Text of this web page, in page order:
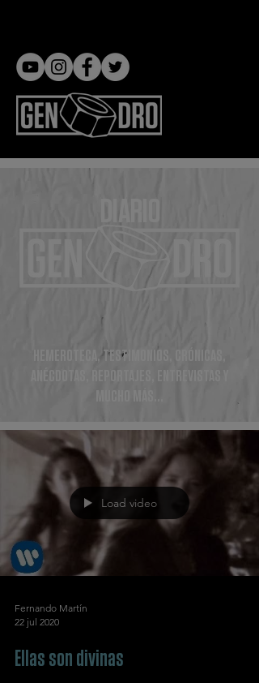
DIARIO
HEMEROTECA, TESTIMONIOS, CRÓNICAS,
ANÉCDOTAS, REPORTAJES, ENTREVISTAS Y
Load video
Fernando Martín
22 jul 2020
Ellas son divinas